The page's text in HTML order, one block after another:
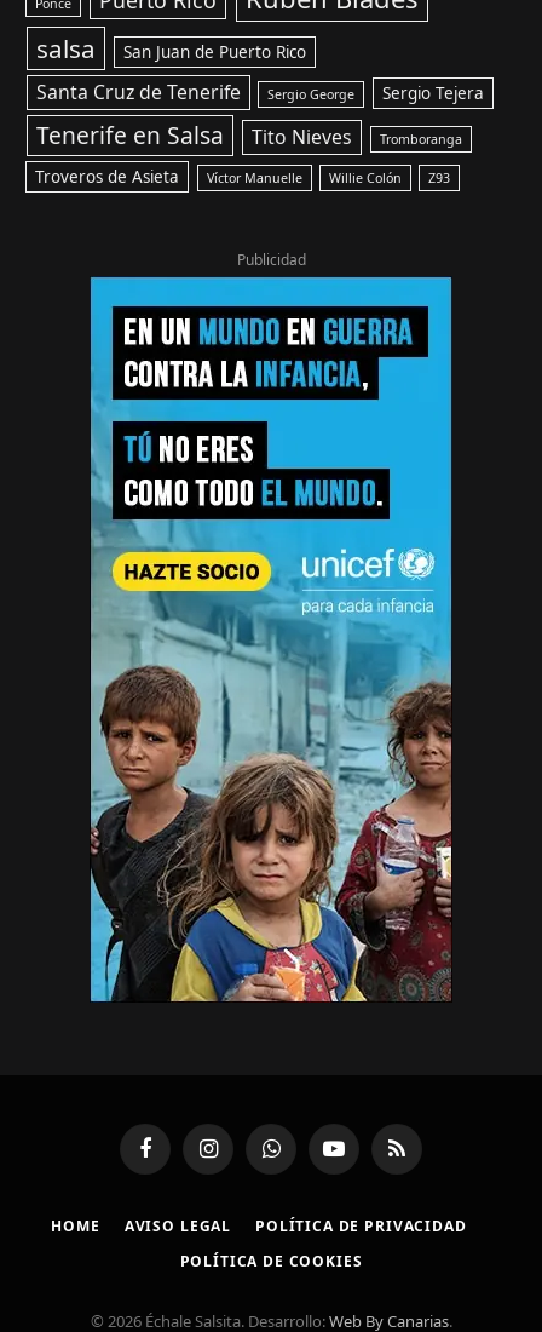
salsa San Juan de Puerto Rico
Santa Cruz de Tenerife Sergio George Sergio Tejera
Tenerife en Salsa Tito Nieves Tromboranga
Troveros de Asieta Víctor Manuelle Willie Colón Z93
Publicidad
FacebookInstagramWhatsAppYouTubeRSS
HOME AVISO LEGAL
POLÍTICA DE PRIVACIDAD
POLÍTICA DE COOKIES
© 2026 Échale Salsita. Desarrollo:Web By Canarias.